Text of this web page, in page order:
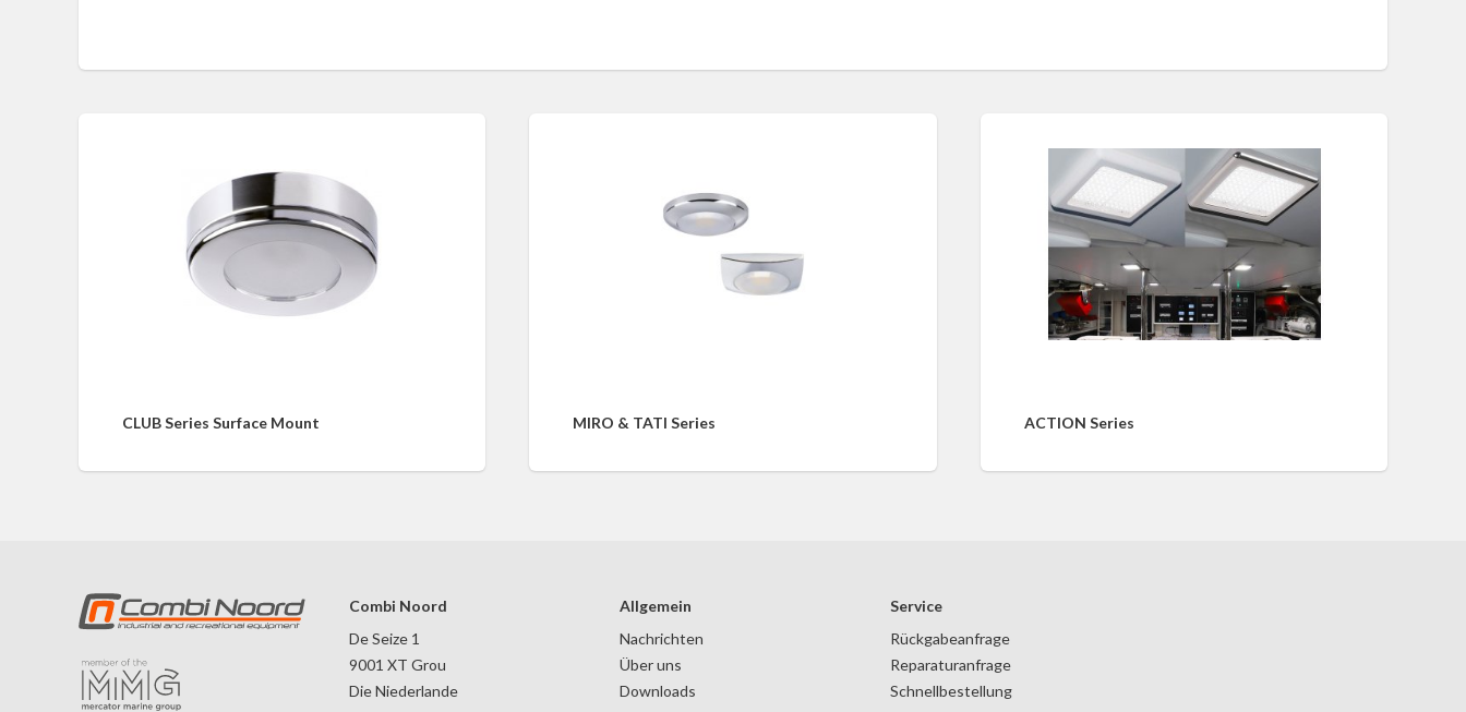
CLUB Series Surface Mount MIRO & TATI Series ACTION Series
Combi Noord
De Seize 1
9001 XT Grou
Die Niederlande
Allgemein
Nachrichten
Über uns
Downloads
Service
Rückgabeanfrage
Reparaturanfrage
Schnellbestellung